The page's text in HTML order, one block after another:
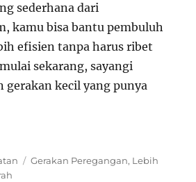
sederhana dari
kamu bisa bantu pembuluh
efisien tanpa harus ribet
sekarang, sayangi
gerakan kecil yang punya
Tags
Gerakan Peregangan, Lebih